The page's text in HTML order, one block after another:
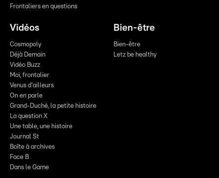
Frontaliers en questions
Vidéos
Cosmopoly
Déjà Demain
Vidéo Buzz
Moi, frontalier
Venus d'ailleurs
On en parle
Grand-Duché, la petite histoire
La question X
Une table, une histoire
Journal St
Boîte à archives
Face B
Dans le Game
Bien-être
Bien-être
Letz be healthy